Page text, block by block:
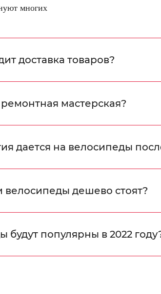
многих
доставка товаров?
ремонтная мастерская?
дается на велосипеды
дешево стоят?
будут популярны в 2022